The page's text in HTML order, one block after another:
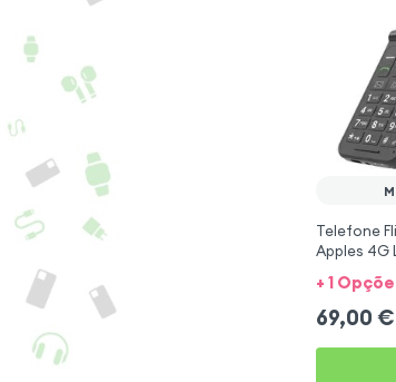
Telefone
Apples 4G
+ 1
69,00 €